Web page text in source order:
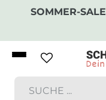
SOMMER-SALE